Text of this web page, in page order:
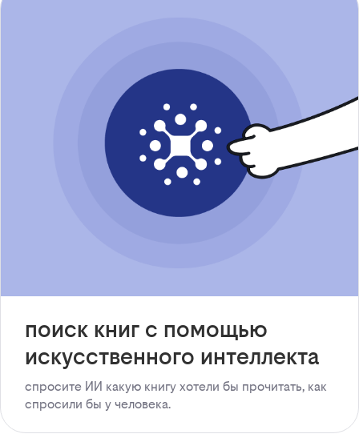
поиск книг с помощью
искусственного интеллекта
спросите ИИ какую книгу хотели бы прочитать, как
спросили бы у человека.